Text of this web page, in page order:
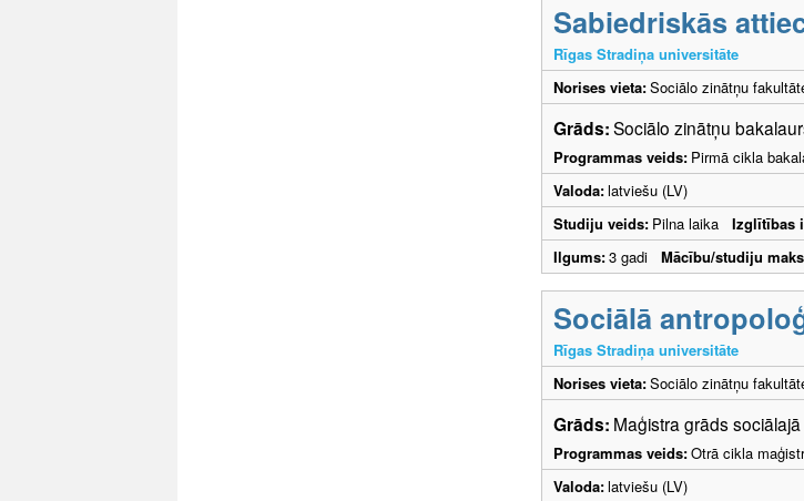
Sabiedriskās
Rīgas Stradiņa universitāte
Norises vieta:Sociālo zinātņu
Grāds:Sociālo zinātņu
Programmas veids: Pirmā cikla
Valoda:latviešu (LV)
Studiju veids: Pilna laika Izglītības
Ilgums:3 gadi Mācību/studiju
Sociālā
Rīgas Stradiņa universitāte
Norises vieta:Sociālo zinātņu
Grāds: Maģistra grāds
Programmas veids:Otrā cikla
Valoda:latviešu (LV)